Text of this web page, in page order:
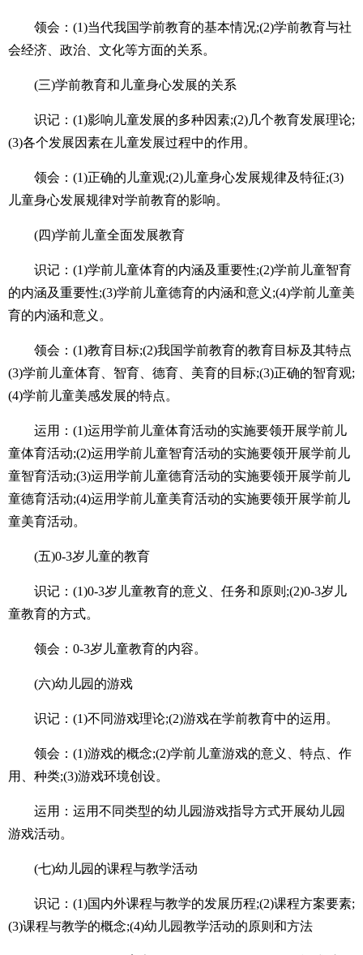
领会：(1)当代我国学前教育的基本情况;(2)学前教育与社
会经济、政治、文化等方面的关系。
(三)学前教育和儿童身心发展的关系
识记：(1)影响儿童发展的多种因素;(2)几个教育发展理论;
(3)各个发展因素在儿童发展过程中的作用。
领会：(1)正确的儿童观;(2)儿童身心发展规律及特征;(3)
儿童身心发展规律对学前教育的影响。
(四)学前儿童全面发展教育
识记：(1)学前儿童体育的内涵及重要性;(2)学前儿童智育
的内涵及重要性;(3)学前儿童德育的内涵和意义;(4)学前儿童美
育的内涵和意义。
领会：(1)教育目标;(2)我国学前教育的教育目标及其特点
(3)学前儿童体育、智育、德育、美育的目标;(3)正确的智育观;
(4)学前儿童美感发展的特点。
运用：(1)运用学前儿童体育活动的实施要领开展学前儿
童体育活动;(2)运用学前儿童智育活动的实施要领开展学前儿
童智育活动;(3)运用学前儿童德育活动的实施要领开展学前儿
童德育活动;(4)运用学前儿童美育活动的实施要领开展学前儿
童美育活动。
(五)0-3岁儿童的教育
识记：(1)0-3岁儿童教育的意义、任务和原则;(2)0-3岁儿
童教育的方式。
领会：0-3岁儿童教育的内容。
(六)幼儿园的游戏
识记：(1)不同游戏理论;(2)游戏在学前教育中的运用。
领会：(1)游戏的概念;(2)学前儿童游戏的意义、特点、作
用、种类;(3)游戏环境创设。
运用：运用不同类型的幼儿园游戏指导方式开展幼儿园
游戏活动。
(七)幼儿园的课程与教学活动
识记：(1)国内外课程与教学的发展历程;(2)课程方案要素;
(3)课程与教学的概念;(4)幼儿园教学活动的原则和方法